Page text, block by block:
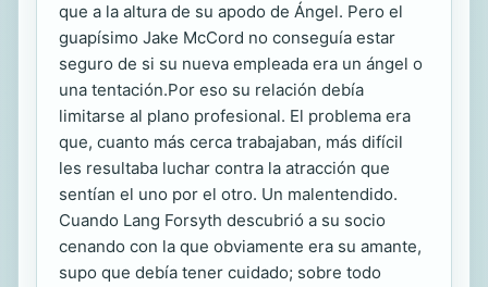
que a la altura de su apodo de Ángel. Pero el
guapísimo Jake McCord no conseguía estar
seguro de si su nueva empleada era un ángel o
una tentación.Por eso su relación debía
limitarse al plano profesional. El problema era
que, cuanto más cerca trabajaban, más difícil
les resultaba luchar contra la atracción que
sentían el uno por el otro. Un malentendido.
Cuando Lang Forsyth descubrió a su socio
cenando con la que obviamente era su amante,
supo que debía tener cuidado; sobre todo